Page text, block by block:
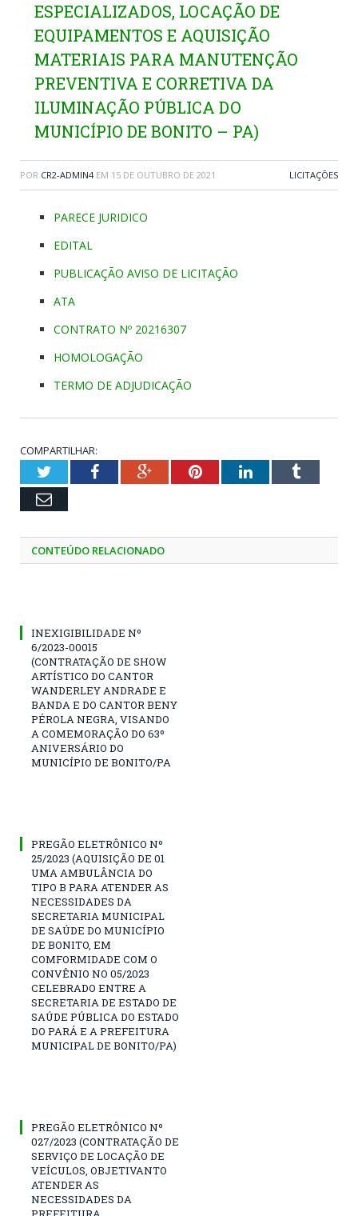
ESPECIALIZADOS, LOCAÇÃO DE
EQUIPAMENTOS E AQUISIÇÃO
MATERIAIS PARA MANUTENÇÃO
PREVENTIVA E CORRETIVA DA
ILUMINAÇÃO PÚBLICA DO
MUNICÍPIO DE BONITO – PA)
POR CR2-ADMIN4 EM 15 DE OUTUBRO DE 2021 LICITAÇÕES
PARECE JURIDICO
EDITAL
PUBLICAÇÃO AVISO DE LICITAÇÃO
ATA
CONTRATO Nº 20216307
HOMOLOGAÇÃO
TERMO DE ADJUDICAÇÃO
COMPARTILHAR:
TwitterFacebookGoogle+PinterestLinkedInTumblr
Email
CONTEÚDO RELACIONADO
INEXIGIBILIDADE Nº
6/2023-00015
(CONTRATAÇÃO DE SHOW
ARTÍSTICO DO CANTOR
WANDERLEY ANDRADE E
BANDA E DO CANTOR BENY
PÉROLA NEGRA, VISANDO
A COMEMORAÇÃO DO 63º
ANIVERSÁRIO DO
MUNICÍPIO DE BONITO/PA
PREGÃO ELETRÔNICO Nº
25/2023 (AQUISIÇÃO DE 01
UMA AMBULÂNCIA DO
TIPO B PARA ATENDER AS
NECESSIDADES DA
SECRETARIA MUNICIPAL
DE SAÚDE DO MUNICÍPIO
DE BONITO, EM
COMFORMIDADE COM O
CONVÊNIO NO 05/2023
CELEBRADO ENTRE A
SECRETARIA DE ESTADO DE
SAÚDE PÚBLICA DO ESTADO
DO PARÁ E A PREFEITURA
MUNICIPAL DE BONITO/PA)
PREGÃO ELETRÔNICO Nº
027/2023 (CONTRATAÇÃO DE
SERVIÇO DE LOCAÇÃO DE
VEÍCULOS, OBJETIVANTO
ATENDER AS
NECESSIDADES DA